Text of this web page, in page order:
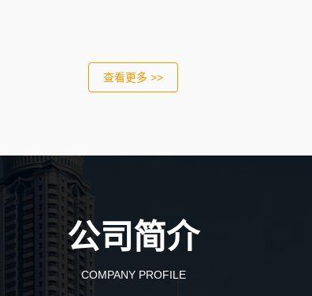
查看更多 >>
公司简介
COMPANY PROFILE